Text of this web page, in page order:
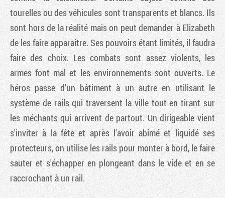
tourelles ou des véhicules sont transparents et blancs. Ils
sont hors de la réalité mais on peut demander à Elizabeth
de les faire apparaitre. Ses pouvoirs étant limités, il faudra
faire des choix. Les combats sont assez violents, les
armes font mal et les environnements sont ouverts. Le
héros passe d'un bâtiment à un autre en utilisant le
système de rails qui traversent la ville tout en tirant sur
les méchants qui arrivent de partout. Un dirigeable vient
s'inviter à la fête et après l'avoir abimé et liquidé ses
protecteurs, on utilise les rails pour monter à bord, le faire
sauter et s'échapper en plongeant dans le vide et en se
raccrochant à un rail.